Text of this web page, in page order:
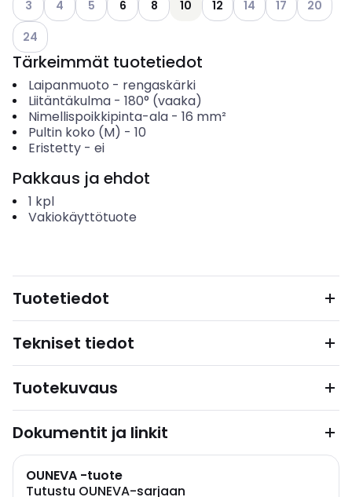
3 4 5 6 8 10 12 14 17
20
Katso käytettävissä olevat vaihtoehdot
24
Tärkeimmät tuotetiedot
Laipanmuoto - rengaskärki
Liitäntäkulma- 180° (vaaka)
Nimellispoikkipinta-ala- 16 mm²
Pultin koko (M) - 10
Eristetty- ei
Pakkaus ja ehdot
1 kpl
Vakiokäyttötuote
Tuotetiedot
Tekniset tiedot
Tuotekuvaus
Dokumentit ja linkit
OUNEVA -tuote
Tutustu OUNEVA-sarjaan